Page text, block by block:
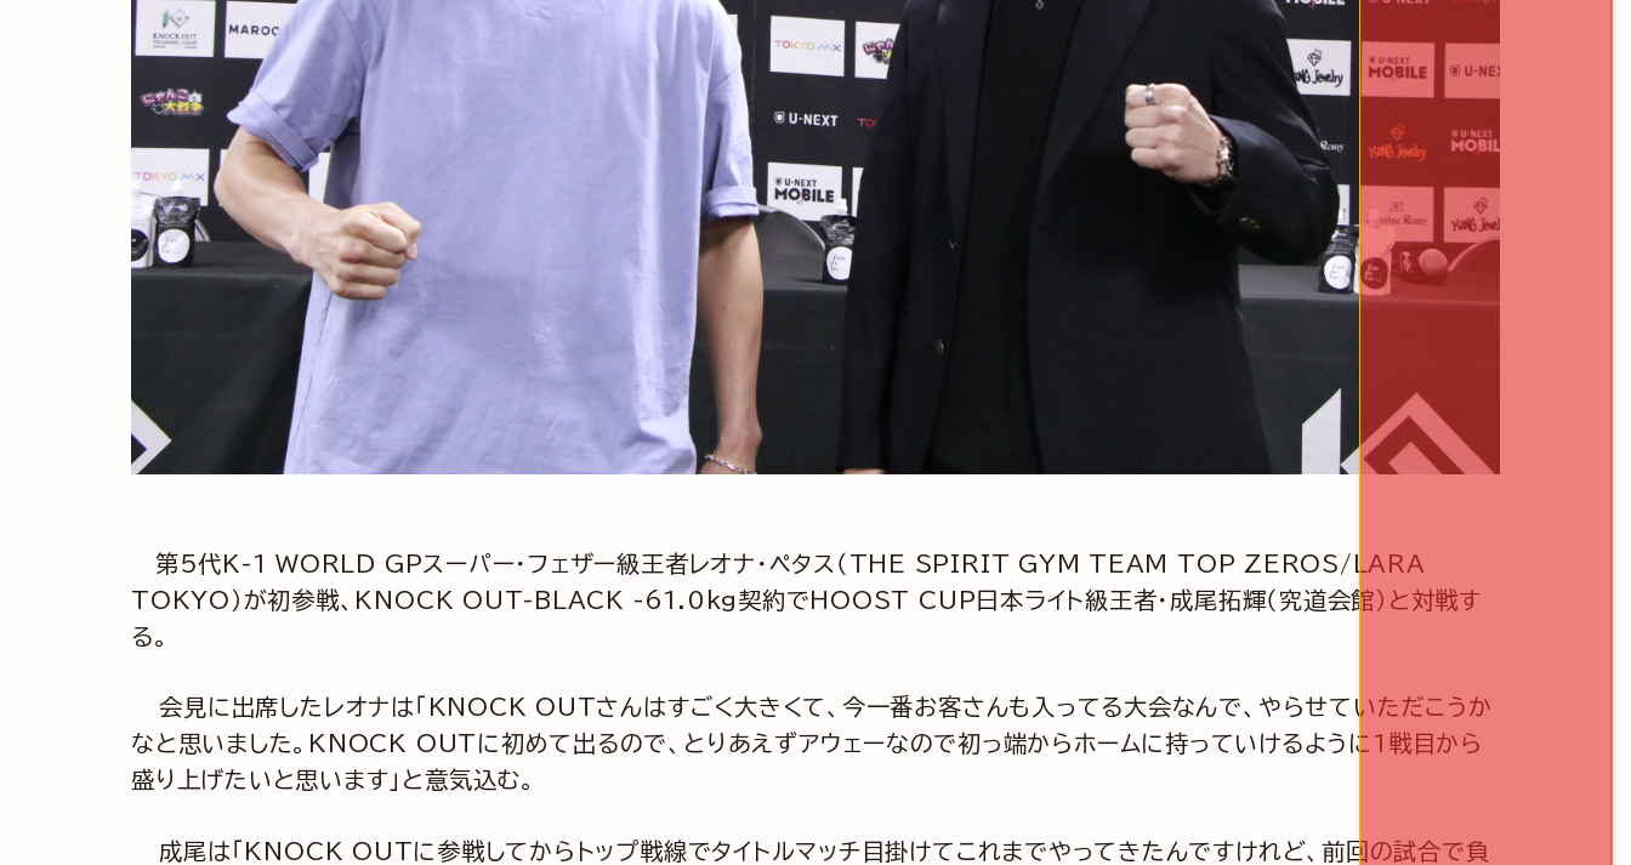
第5代K-1 WORLD GPスーパー・フェザー級王者レオナ・ペタス（THE SPIRIT GYM TEAM TOP ZEROS/LARA
TOKYO）が初参戦、KNOCK OUT-BLACK -61.0kg契約でHOOST CUP日本ライト級王者・成尾拓輝（究道会館）と対戦す
る。
会見に出席したレオナは「KNOCK OUTさんはすごく大きくて、今一番お客さんも入ってる大会なんで、やらせていただこうか
なと思いました。KNOCK OUTに初めて出るので、とりあえずアウェーなので初っ端からホームに持っていけるように1戦目から
盛り上げたいと思います」と意気込む。
成尾は「KNOCK OUTに参戦してからトップ戦線でタイトルマッチ目掛けてこれまでやってきたんですけれど、前回の試合で負